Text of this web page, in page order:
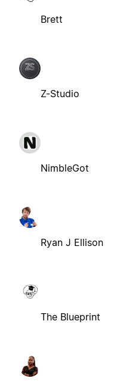
Brett
Z-Studio
NimbleGot
Ryan J Ellison
The Blueprint